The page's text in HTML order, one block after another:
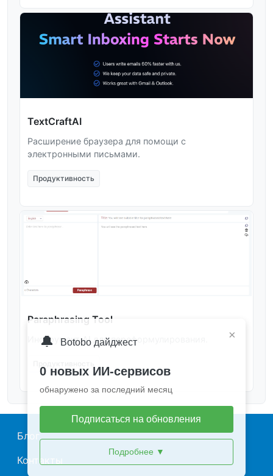
TextCraftAI
Расширение браузера для помощи с
электронными письмами.
Продуктивность
Paraphrasing Tool
Инструмент AI для переформулирования.
Main navigation
Блог
Контакты
×
🔔 Botobo дайджест
0 новых ИИ-сервисов
обнаружено за последний месяц
Подписаться на обновления
Подробнее ▼